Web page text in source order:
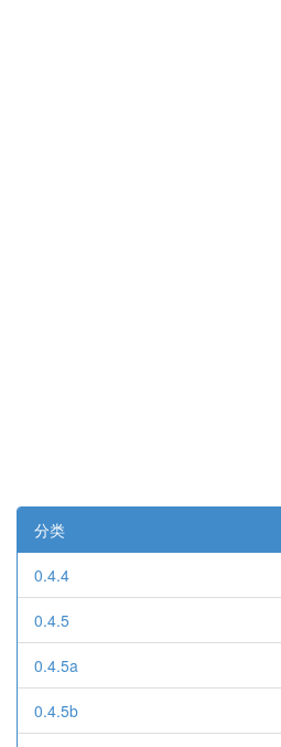
分类
0.4.4
0.4.5
0.4.5a
0.4.5b